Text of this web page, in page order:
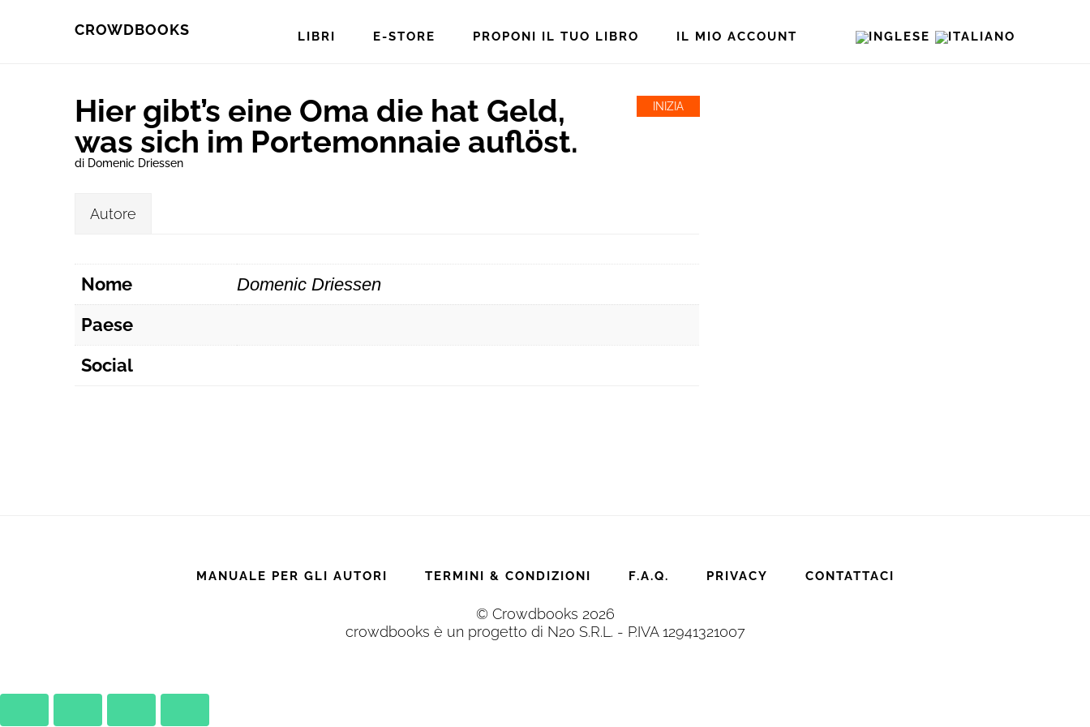
navigation
CROWDBOOKS LIBRI E-STORE PROPONI IL TUO LIBRO IL MIO ACCOUNT
INIZIA
Hier gibt’s eine Oma die hat Geld,
was sich im Portemonnaie auflöst.
di Domenic Driessen
Autore
Nome Domenic Driessen
Paese
Social
MANUALE PER GLI AUTORI TERMINI & CONDIZIONI F.A.Q. PRIVACY CONTATTACI
© Crowdbooks 2026
crowdbooks è un progetto di N2o S.R.L. - P.IVA 12941321007